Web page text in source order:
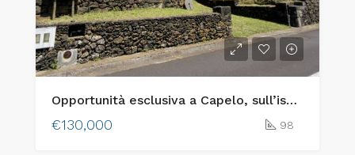
Opportunità esclusiva a Capelo, sull’isola di Faial: due lotti urbani adiacenti con vista sull’oceano e fascino tradizionale
€130,000 98